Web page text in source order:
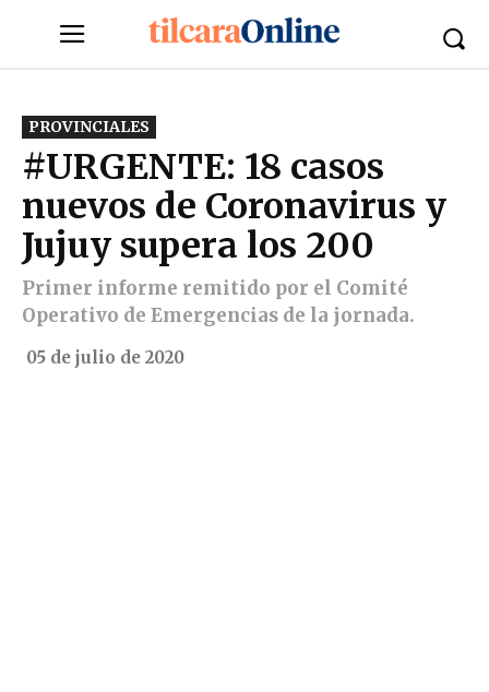
PROVINCIALES
#URGENTE: 18 casos
nuevos de Coronavirus y
Jujuy supera los 200
Primer informe remitido por el Comité
Operativo de Emergencias de la jornada.
05 de julio de 2020